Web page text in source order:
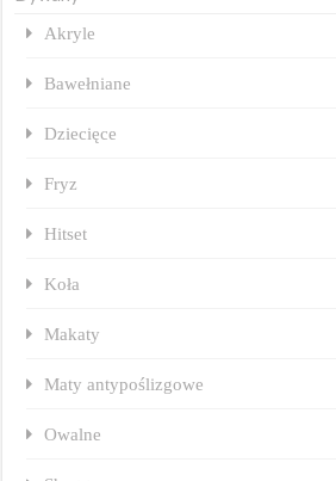
Akryle
Bawełniane
Dziecięce
Fryz
Hitset
Koła
Makaty
Maty antypoślizgowe
Owalne